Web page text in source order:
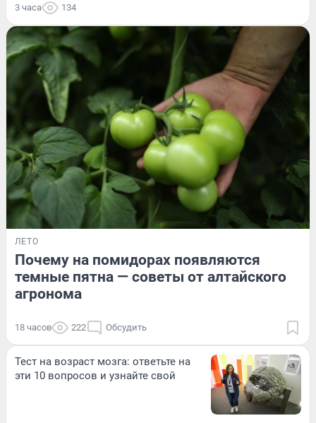
3 часа 134
ЛЕТО
Почему на помидорах появляются
темные пятна — советы от алтайского
агронома
18 часов 222 Обсудить
Тест на возраст мозга: ответьте на
эти 10 вопросов и узнайте свой